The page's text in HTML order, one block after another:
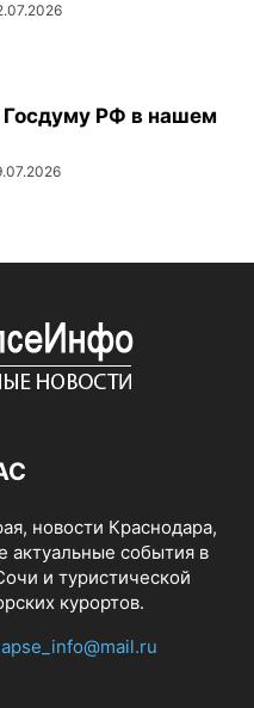
РФ в нашем
новости Краснодара,
события в
и туристической
курортов.